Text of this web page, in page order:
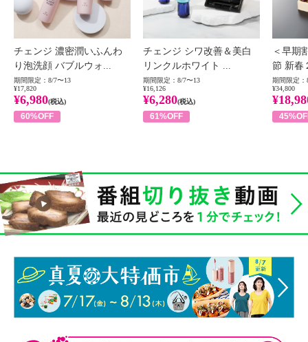
チェンジ 濃密潤いふんわ
り泡洗顔 バブルウォ...
期間限定：8/7〜13
¥17,820
¥6,980(税込)
60%OFF
チェンジ シワ改善＆美白
リンクルホワイト ...
期間限定：8/7〜13
¥16,126
¥6,280(税込)
61%OFF
＜早期
節 新春
期間限定：
¥34,800